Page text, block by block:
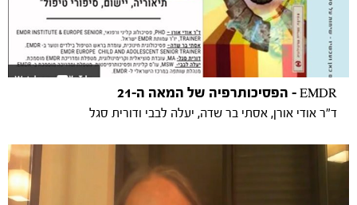
EMDR - הפסיכותרפיה של המאה ה-21
ד"ר אודי אורן, אסתי בר שדה, יעלה לבבי ודורית סגל